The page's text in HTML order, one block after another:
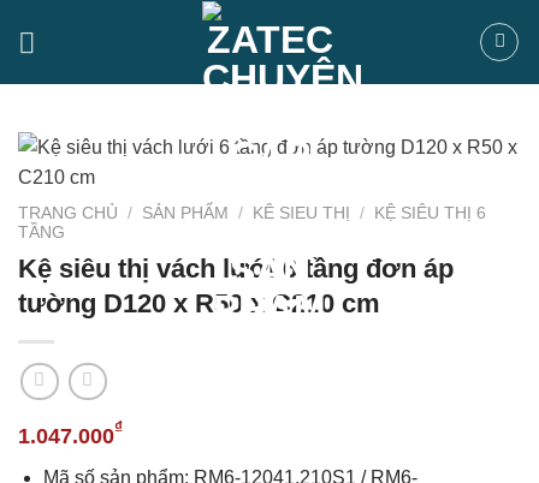
TRANG CHỦ / SẢN PHẨM / KỆ SIÊU THỊ /
KỆ SIÊU THỊ 6
TẦNG
Kệ siêu thị vách lưới 6 tầng đơn áp
tường D120 x R50 x C210 cm
1.047.000₫
Mã số sản phẩm: RM6-12041.210S1 / RM6-